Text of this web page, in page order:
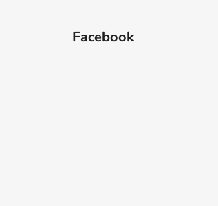
Facebook